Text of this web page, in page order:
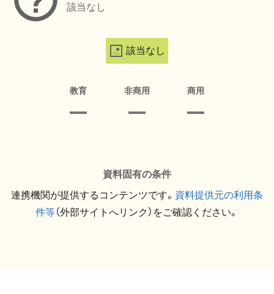
該当なし
該当なし
教育 非商用 商用
資料固有の条件
連携機関が提供するコンテンツです。 資料提供元の利用条
件等（外部サイトへリンク）をご確認ください。